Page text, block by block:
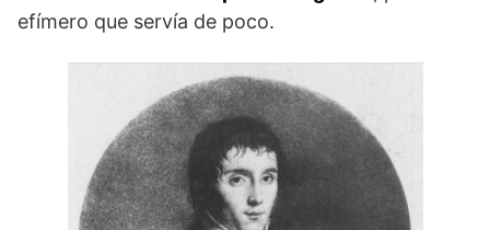
efímero que servía de poco.